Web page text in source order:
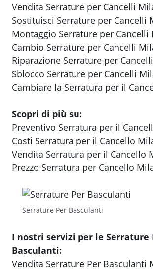
Vendita Serrature per Cancelli
Sostituisci Serrature per Cancelli
Montaggio Serrature per Cancelli
Cambio Serrature per Cancelli
Riparazione Serrature per
Sblocco Serrature per Cancelli
Cambiare la Serratura per il
Scopri di più su:
Preventivo Serratura per il
Costi Serratura per il Cancello
Vendita Serratura per il Cancello
Prezzo Serratura per Cancello
Serrature Per Basculanti
I nostri servizi per le Serrature
Basculanti:
Vendita Serrature Per Basculanti